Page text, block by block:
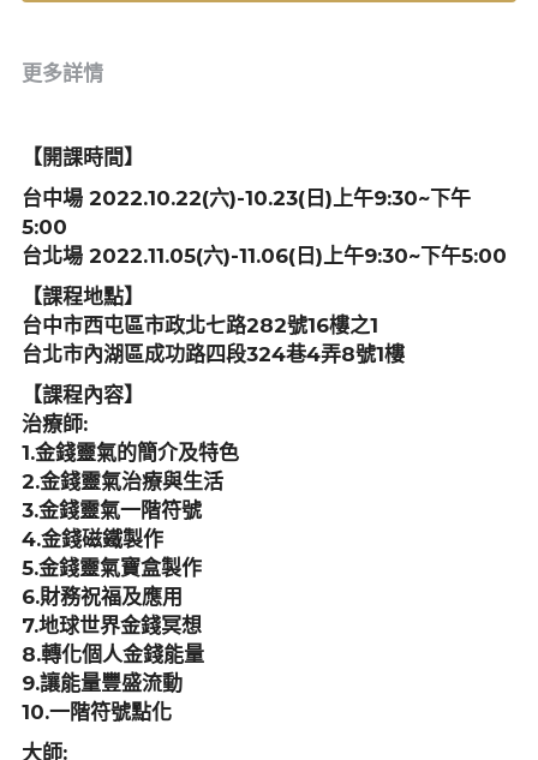
更多詳情
【開課時間】
台中場 2022.10.22(六)-10.23(日)上午9:30~下午
5:00
台北場 2022.11.05(六)-11.06(日)上午9:30~下午5:00
【課程地點】
台中市西屯區市政北七路282號16樓之1
台北市內湖區成功路四段324巷4弄8號1樓
【課程內容】
治療師:
1.金錢靈氣的簡介及特色
2.金錢靈氣治療與生活
3.金錢靈氣一階符號
4.金錢磁鐵製作
5.金錢靈氣寶盒製作
6.財務祝福及應用
7.地球世界金錢冥想
8.轉化個人金錢能量
9.讓能量豐盛流動
10.一階符號點化
大師: